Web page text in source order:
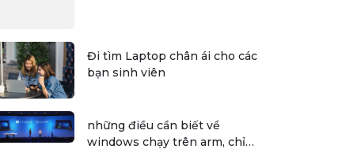
Đi tìm Laptop chân ái cho các
bạn sinh viên
những điều cần biết về
windows chạy trên arm, chỉ